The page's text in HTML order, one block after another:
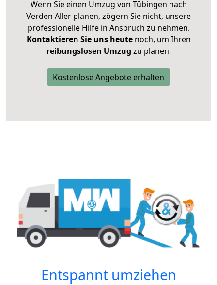
Wenn Sie einen Umzug von Tübingen nach
Verden Aller planen, zögern Sie nicht, unsere
professionelle Hilfe in Anspruch zu nehmen.
Kontaktieren Sie uns heutenoch, um Ihren
reibungslosen Umzug zu planen.
Kostenlose Angebote erhalten
Entspannt umziehen